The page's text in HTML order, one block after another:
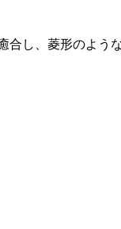
し、菱形のよう